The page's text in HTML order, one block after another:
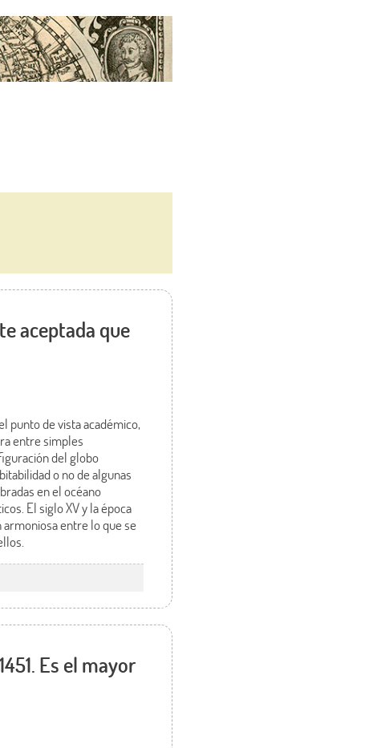
aceptada que
punto de vista académico,
entre simples
del globo
o no de algunas
en el océano
El siglo XV y la época
entre lo que se
Es el mayor